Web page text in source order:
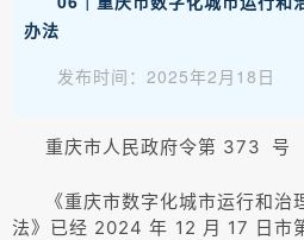
办法
发布时间：2025年2月18日
重庆市人民政府令第 373 号
《重庆市数字化城市运行和
法》已经 2024 年 12 月 17 日市